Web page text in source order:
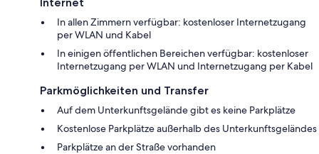
In allen Zimmern verfügbar: kostenloser Internetzugang
per WLAN und Kabel
In einigen öffentlichen Bereichen verfügbar: kostenloser
Internetzugang per WLAN und Internetzugang per Kabel
Parkmöglichkeiten und Transfer
Auf dem Unterkunftsgelände gibt es keine Parkplätze
Kostenlose Parkplätze außerhalb des Unterkunftsgeländes
Parkplätze an der Straße vorhanden